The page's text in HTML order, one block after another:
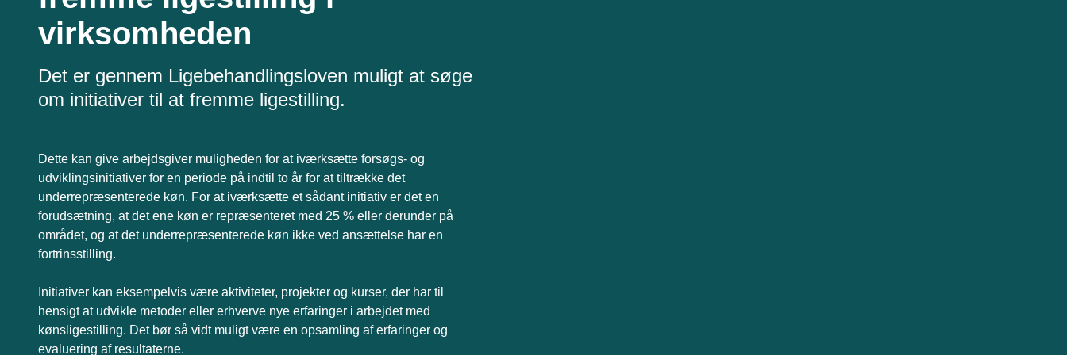
virksomheden
Det er gennem Ligebehandlingsloven muligt at søge
om initiativer til at fremme ligestilling.
Dette kan give arbejdsgiver muligheden for at iværksætte forsøgs- og
udviklingsinitiativer for en periode på indtil to år for at tiltrække det
underrepræsenterede køn. For at iværksætte et sådant initiativ er det en
forudsætning, at det ene køn er repræsenteret med 25 % eller derunder på
området, og at det underrepræsenterede køn ikke ved ansættelse har en
fortrinsstilling.
Initiativer kan eksempelvis være aktiviteter, projekter og kurser, der har til
hensigt at udvikle metoder eller erhverve nye erfaringer i arbejdet med
kønsligestilling. Det bør så vidt muligt være en opsamling af erfaringer og
evaluering af resultaterne.